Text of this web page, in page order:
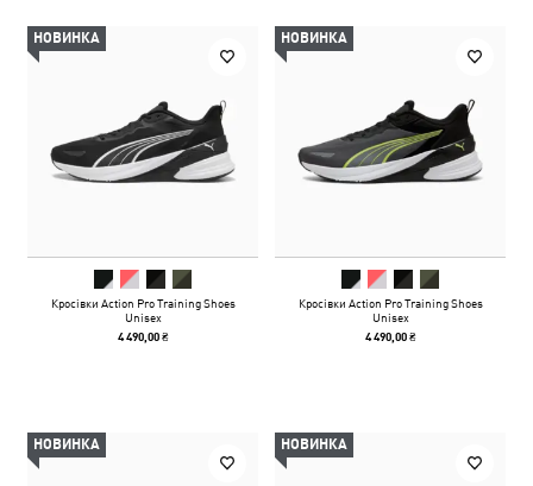
НОВИНКА
Кросівки Action Pro Training Shoes
Unisex
4 490,00 ₴
НОВИНКА
Кросівки Action Pro Training Shoes
Unisex
4 490,00 ₴
НОВИНКА НОВИНКА